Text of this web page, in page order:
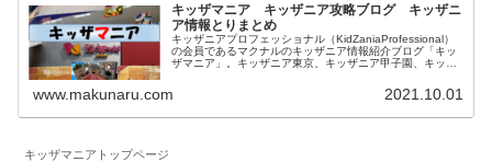
キッザマニア キッザニア攻略ブログ キッザニ
ア情報とりまとめ
キッザニアプロフェッショナル（KidZaniaProfessional）
の会員であるマクナルのキッザニア情報紹介ブログ「キッ
ザマニア」。キッザニア東京、キッザニア甲子園、キッザ
も記載したお仕事体験記、料金等に関係する予約方法、お
得な情報等を記載しています。
www.makunaru.com 2021.10.01
キッザマニアトップページ